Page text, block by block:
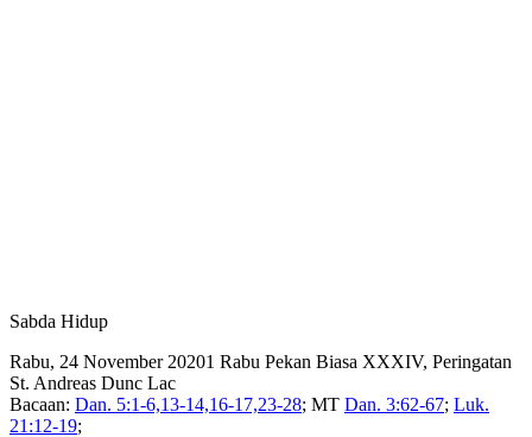
Sabda Hidup
Rabu, 24 November 20201 Rabu Pekan Biasa XXXIV, Peringatan
St. Andreas Dunc Lac
Bacaan: Dan. 5:1-6,13-14,16-17,23-28; MT Dan. 3:62-67; Luk.
21:12-19;